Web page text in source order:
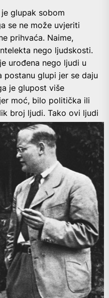
glupak sobom
se ne može uvjeriti
prihvaća. Naime,
nego ljudskosti.
urođena nego ljudi u
postanu glupi jer se daju
je glupost više
moć, bilo politička ili
broj ljudi. Tako ovi ljudi